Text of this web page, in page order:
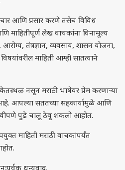
आणि प्रसार करणे तसेच विविध
माहितीपूर्ण लेख वाचकांना विनामूल्य
तंत्रज्ञान, व्यवसाय, शासन योजना,
माहिती आम्ही सातत्याने
नसून मराठी भाषेवर प्रेम करणाऱ्या
आपल्या सततच्या सहकार्यामुळे आणि
पुढे चालू ठेवू शकलो आहोत.
माहिती मराठी वाचकांपर्यंत